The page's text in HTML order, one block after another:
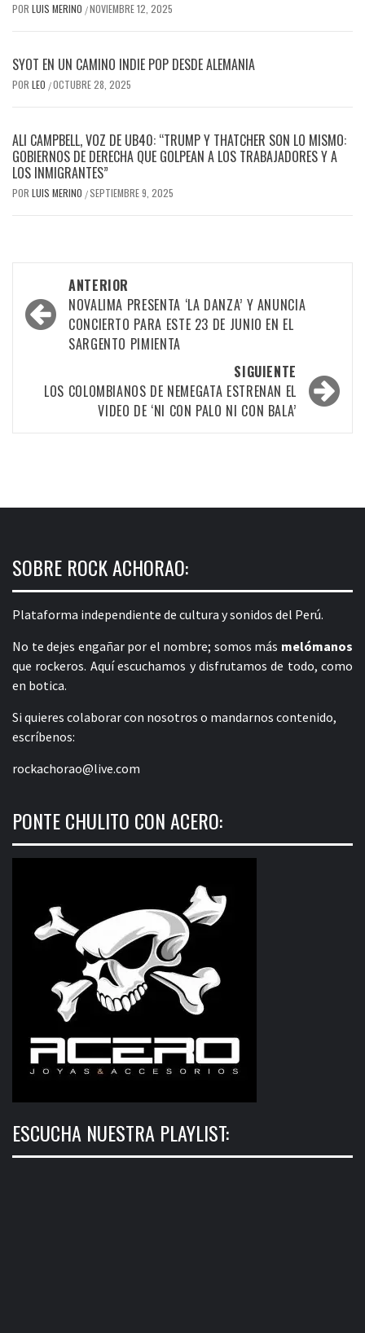
POR LUIS MERINO /NOVIEMBRE 12, 2025
SYOT EN UN CAMINO INDIE POP DESDE ALEMANIA
POR LEO /OCTUBRE 28, 2025
ALI CAMPBELL, VOZ DE UB40: “TRUMP Y THATCHER SON LO MISMO:
GOBIERNOS DE DERECHA QUE GOLPEAN A LOS TRABAJADORES Y A
LOS INMIGRANTES”
POR LUIS MERINO /SEPTIEMBRE 9, 2025
Navegación
por
las
ANTERIOR
NOVALIMA PRESENTA ‘LA DANZA’ Y ANUNCIA
CONCIERTO PARA ESTE 23 DE JUNIO EN EL
SARGENTO PIMIENTA
SIGUIENTE
LOS COLOMBIANOS DE NEMEGATA ESTRENAN EL
VIDEO DE ‘NI CON PALO NI CON BALA’
SOBRE ROCK ACHORAO:
Plataforma independiente de cultura y sonidos del Perú.
No te dejes engañar por el nombre; somos más melómanos
que rockeros. Aquí escuchamos y disfrutamos de todo, como
en botica.
Si quieres colaborar con nosotros o mandarnos contenido,
escríbenos:
rockachorao@live.com
PONTE CHULITO CON ACERO:
ESCUCHA NUESTRA PLAYLIST: